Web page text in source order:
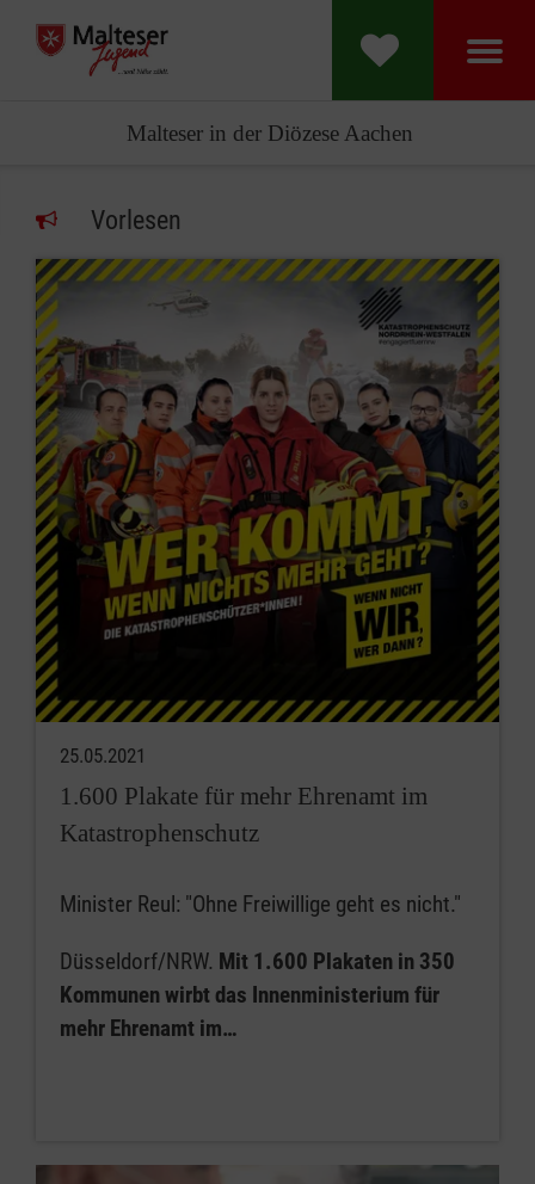
Malteser in der Diözese Aachen
Vorlesen
25.05.2021
1.600 Plakate für mehr Ehrenamt im
Katastrophenschutz
Minister Reul: "Ohne Freiwillige geht es nicht."
Düsseldorf/NRW. Mit 1.600 Plakaten in 350
Kommunen wirbt das Innenministerium für
mehr Ehrenamt im…